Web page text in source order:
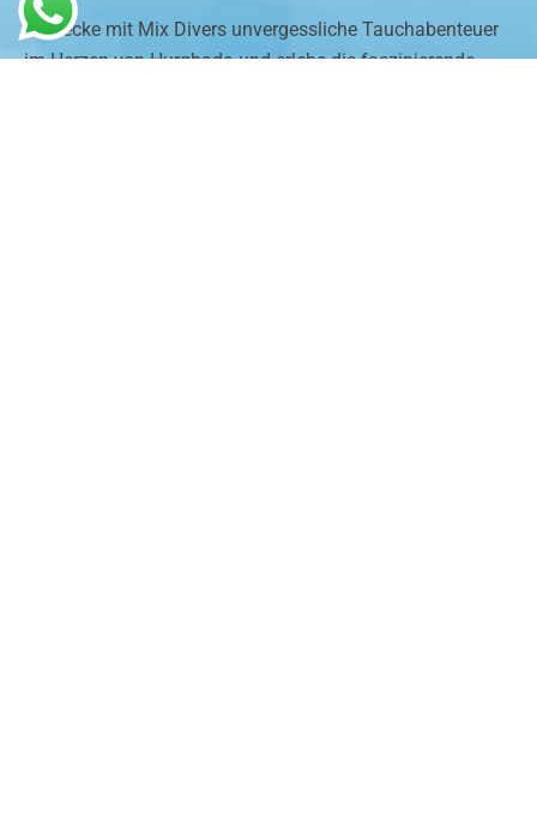
Entdecke mit Mix Divers unvergessliche Tauchabenteuer
im Herzen von Hurghada und erlebe die faszinierende